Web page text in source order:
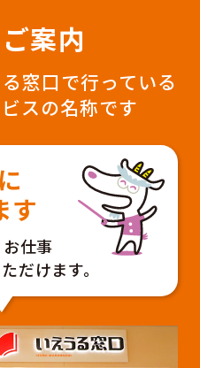
案内
窓口で行っている
スの名称です
す
仕事
だけます。